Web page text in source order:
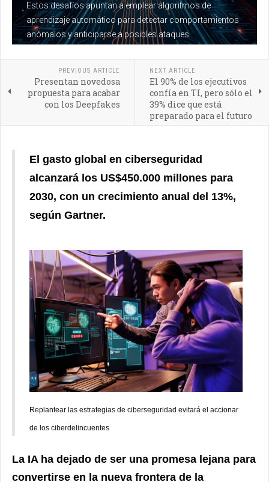
Estos desafíos apuntan a emplear algoritmos de
aprendizaje automático para detectar comportamientos
anómalos y anticiparse a posibles ataques
PREVIOUS ARTICLE
Presentan novedosa
propuesta para acabar
con los Deepfakes
NEXT ARTICLE
El 90% de los ejecutivos
confía en TI, pero sólo el
39% dice que está
preparado para el futuro
El gasto global en ciberseguridad
alcanzará los US$450.000 millones para
2030, con un crecimiento anual del 13%,
según Gartner.
Replantear las estrategias de ciberseguridad evitará el accionar
de los ciberdelincuentes
La IA ha dejado de ser una promesa lejana para
convertirse en la nueva frontera de la